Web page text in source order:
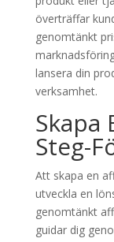
överträffar
genomtänkt
lansera din
verksamhet.
Skapa
Steg-
Att skapa en
utveckla en
genomtänkt
guidar dig